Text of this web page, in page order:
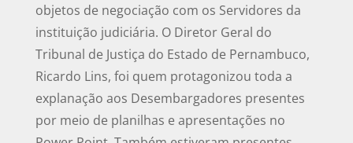
objetos de negociação com os Servidores da
instituição judiciária. O Diretor Geral do
Tribunal de Justiça do Estado de Pernambuco,
Ricardo Lins, foi quem protagonizou toda a
explanação aos Desembargadores presentes
por meio de planilhas e apresentações no